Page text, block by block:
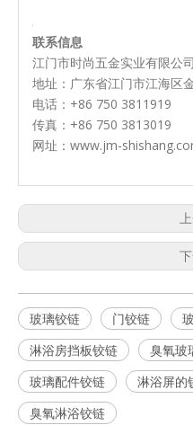
联系信息
江门市时尚五金实业有限公司
地址：广东省江门市江海区
电话：+86 750 3811919
传真：+86 750 3813019
网址：www.jm-
玻璃铰链 门铰链
淋浴房挡板铰链
臭氧玻
玻璃配件铰链
淋浴屏的
臭氧淋浴铰链